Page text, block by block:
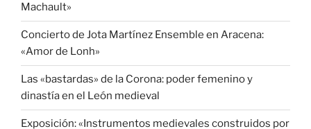
Machault»
Concierto de Jota Martínez Ensemble en Aracena:
«Amor de Lonh»
Las «bastardas» de la Corona: poder femenino y
dinastía en el León medieval
Exposición: «Instrumentos medievales construidos por